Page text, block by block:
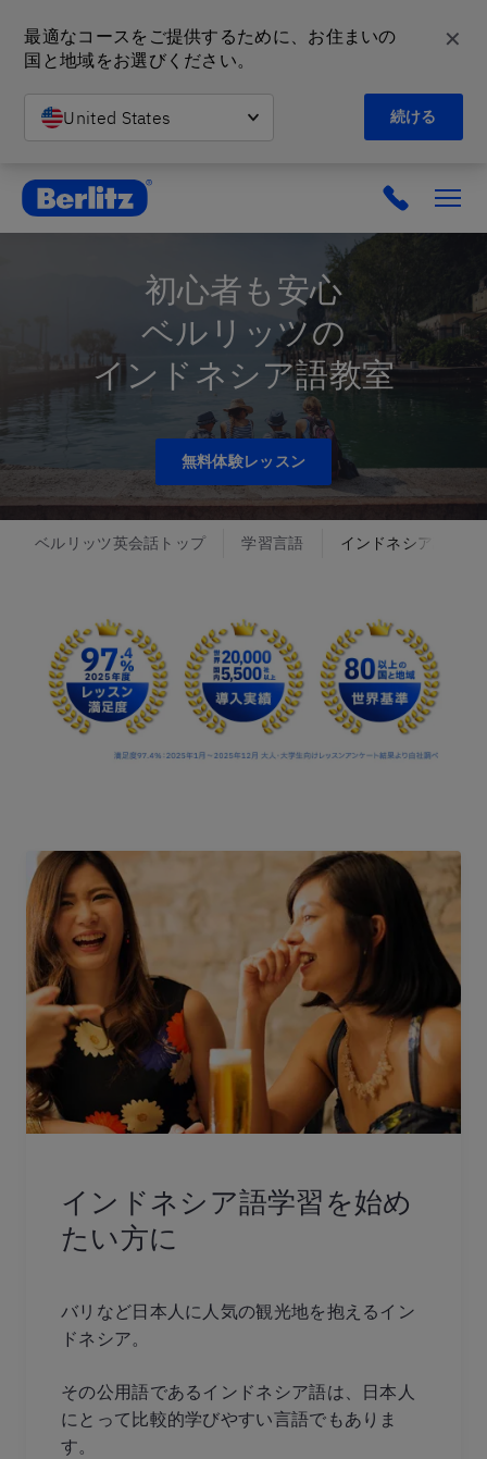
最適なコースをご提供するために、お住まいの
国と地域をお選びください。
United States 続ける
✕
英会話教室と語学スクール | ベルリッツ
初心者も安心
ベルリッツの
インドネシア語教室
無料体験レッスン
ベルリッツ英会話トップ 学習言語 インドネシア語
インドネシア語学習を始め
たい方に
バリなど日本人に人気の観光地を抱えるイン
ドネシア。
その公用語であるインドネシア語は、日本人
にとって比較的学びやすい言語でもありま
す。